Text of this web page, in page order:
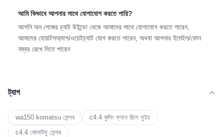
আমি কিভাবে আপনার সাথে যোগাযোগ করতে পারি?
আপনি অন পেজের চ্যাট উইন্ডো থেকে আমাদের সাথে যোগাযোগ করতে পারেন,
আমাদের হোয়াটসঅ্যাপ/ওয়েইচ্যাট যোগ করতে পারেন, অথবা আপনার ইমেইল/ফোন
নম্বর রেখে দিতে পারেন
ট্যাগ
wa150 komatsu সেন্সর
c4.4 কুলিং ফ্যান রিলে সুইচ
c4.4 কোমাটসু সেন্সর